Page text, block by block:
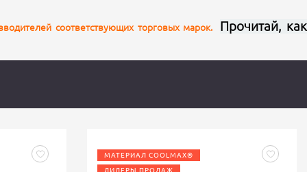
соответствующих торговых марок. Прочитай, как
МАТЕРИАЛ COOLMAX®
ЛИДЕРЫ ПРОДАЖ